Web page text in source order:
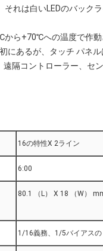
れは白いLEDのバックラ
ら+70℃への温度で作
あるが、タッチ パネル
隔コントローラー、セ
16の特性X 2ライン
6:00
80.1 （L） X 18 （W）
1/16義務、1/5バイアスの